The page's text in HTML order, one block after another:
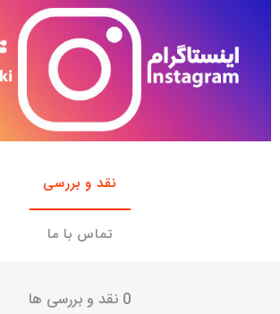
نقد و بررسی
تماس با ما
0 نقد و بررسی ها